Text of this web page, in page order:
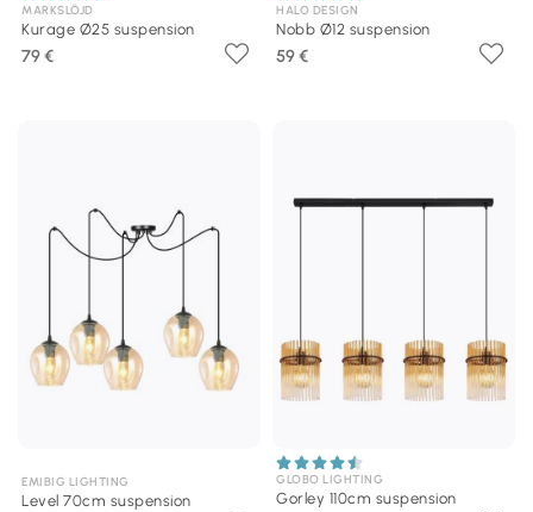
MARKSLÖJD
Kurage Ø25 suspension
79 €
HALO DESIGN
Nobb Ø12 suspension
59 €
EMIBIG LIGHTING
Level 70cm suspension
GLOBO LIGHTING
Gorley 110cm suspension